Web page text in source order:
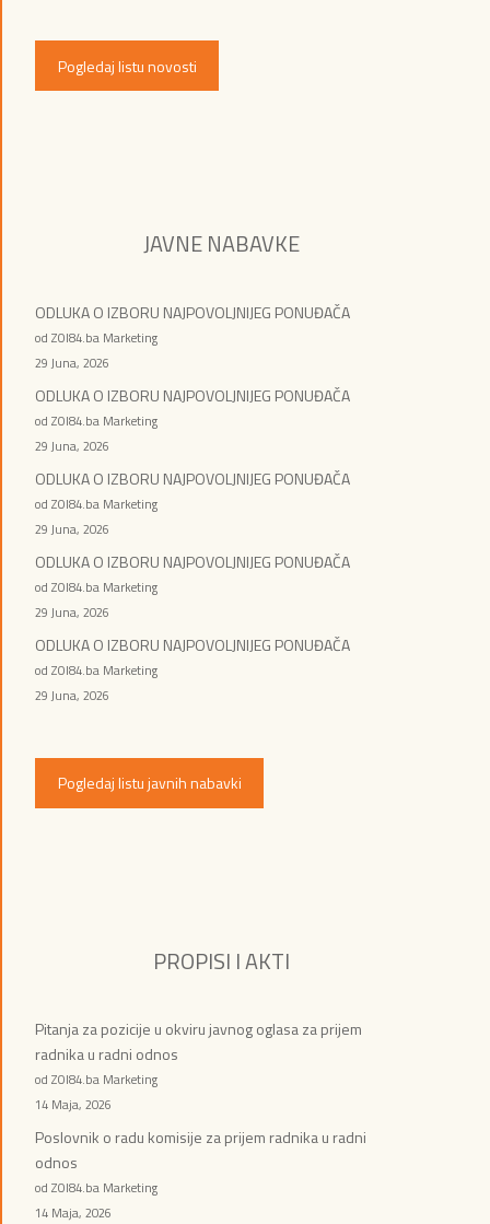
Pogledaj listu novosti
JAVNE NABAVKE
ODLUKA O IZBORU NAJPOVOLJNIJEG PONUĐAČA
od ZOI84.ba Marketing
29 Juna, 2026
ODLUKA O IZBORU NAJPOVOLJNIJEG PONUĐAČA
od ZOI84.ba Marketing
29 Juna, 2026
ODLUKA O IZBORU NAJPOVOLJNIJEG PONUĐAČA
od ZOI84.ba Marketing
29 Juna, 2026
ODLUKA O IZBORU NAJPOVOLJNIJEG PONUĐAČA
od ZOI84.ba Marketing
29 Juna, 2026
ODLUKA O IZBORU NAJPOVOLJNIJEG PONUĐAČA
od ZOI84.ba Marketing
29 Juna, 2026
Pogledaj listu javnih nabavki
PROPISI I AKTI
Pitanja za pozicije u okviru javnog oglasa za prijem
radnika u radni odnos
od ZOI84.ba Marketing
14 Maja, 2026
Poslovnik o radu komisije za prijem radnika u radni
odnos
od ZOI84.ba Marketing
14 Maja, 2026